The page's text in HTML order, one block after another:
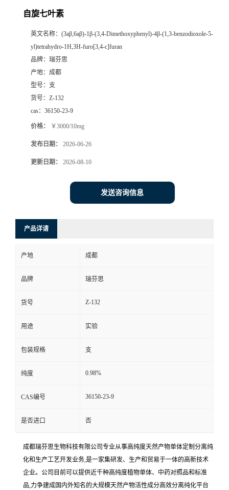
式
自旋七叶素
英文名称： (3aβ,6aβ)-1β-(3,4-Dimethoxyphenyl)-4β-(1,3-benzodioxole-5-
yl)tetrahydro-1H,3H-furo[3,4-c]furan
品牌： 瑞芬思
产地： 成都
型号： 支
货号： Z-132
cas： 36150-23-9
价格： ￥3000/10mg
发布日期： 2026-06-26
更新日期： 2026-08-10
发送咨询信息
产品详请
产地 成都
品牌 瑞芬思
货号 Z-132
用途 实验
包装规格 支
纯度 0.98%
CAS编号 36150-23-9
是否进口 否
成都瑞芬思生物科技有限公司专业从事高纯度天然产物单体定制分离纯
化和生产工艺开发业务,是一家集研发、生产和贸易于一体的高新技术
企业。公司目前可以提供近千种高纯度植物单体、中药对照品和标准
品,力争建成国内外知名的大规模天然产物活性成分高效分离纯化平台